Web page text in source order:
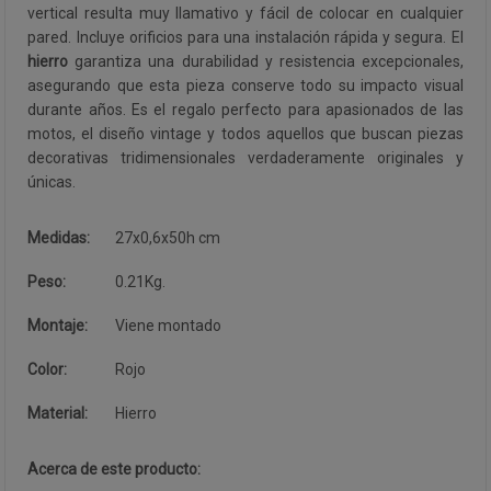
vertical resulta muy llamativo y fácil de colocar en cualquier
pared. Incluye orificios para una instalación rápida y segura. El
hierro garantiza una durabilidad y resistencia excepcionales,
asegurando que esta pieza conserve todo su impacto visual
durante años. Es el regalo perfecto para apasionados de las
motos, el diseño vintage y todos aquellos que buscan piezas
decorativas tridimensionales verdaderamente originales y
únicas.
Medidas: 27x0,6x50h cm
Peso: 0.21Kg.
Montaje: Viene montado
Color: Rojo
Material: Hierro
Acerca de este producto: